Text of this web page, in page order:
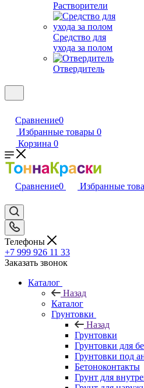
Растворители
Средство для
ухода за полом
Отвердитель
Сравнение0
Избранные товары 0
Корзина 0
Сравнение0 Избранные
Телефоны
+7 999 926 11 33
Заказать звонок
Каталог
Назад
Каталог
Грунтовки
Назад
Грунтовки
Грунтовки для
Грунтовки под
Бетоноконтакты
Грунт для